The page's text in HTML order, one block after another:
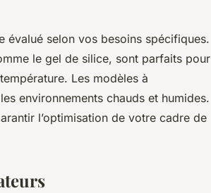
évalué selon vos besoins spécifiques.
le gel de silice, sont parfaits pour
Les modèles à
environnements chauds et humides.
l’optimisation de votre cadre de